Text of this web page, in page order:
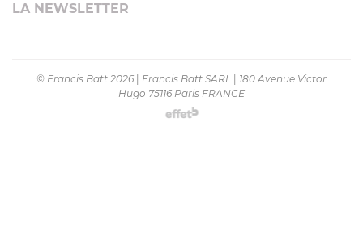
LA NEWSLETTER
© Francis Batt 2026 Francis Batt SARL
180 Avenue Victor
Hugo 75116 Paris FRANCE